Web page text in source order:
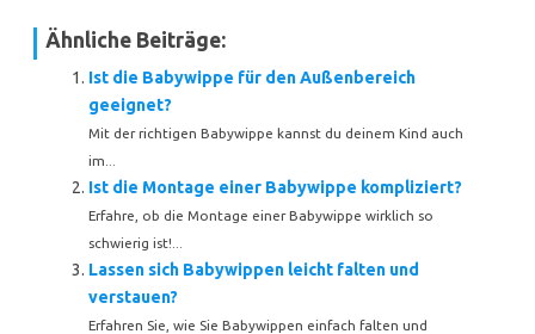
Ähnliche Beiträge:
Ist die Babywippe für den Außenbereich
geeignet?
Mit der richtigen Babywippe kannst du deinem Kind auch
im...
Ist die Montage einer Babywippe kompliziert?
Erfahre, ob die Montage einer Babywippe wirklich so
schwierig ist!...
Lassen sich Babywippen leicht falten und
verstauen?
Erfahren Sie, wie Sie Babywippen einfach falten und